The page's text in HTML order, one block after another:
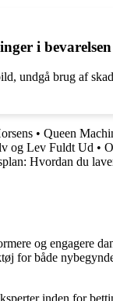
i
undgå brug af
• Queen
og Lev Fuldt Ud •
Hvordan du
og engagere
for både